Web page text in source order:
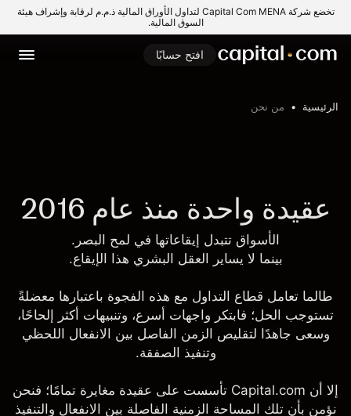
تخضع شركة Capital Com MENA لتداول الأوراق المالية ذ.م.م لرقابة وإشراف هيئة
السوق المالية.
افتح حسابًا
الرئيسية من نحن
عقيدة واحدة منذ عام 2016
الأسواق تتبدل إيقاعاتها في لمح البصر.
بينما لا يساير العقل البشري هذا الإيقاع.
طالما تعامل قطاع التداول مع هذه الفجوة باعتبارها معضلةً
تستوجب الحل؛ فابتكر واجهات أسرع، وتنبيهات أكثر إلحاحًا،
وسعى جاهدًا لتقليص الزمن الفاصل بين الانفعال اللحظي
وتنفيذ الصفقة.
إلا أن Capital.com تأسست على عقيدة مغايرة تمامًا؛ فنحن
نؤمن بأن تلك المساحة الزمنية الفاصلة بين الانفعال والتنفيذ